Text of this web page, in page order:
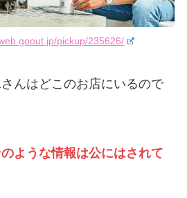
pickup/235626/
んはどこのお店にいるので
ような情報は公にはされて